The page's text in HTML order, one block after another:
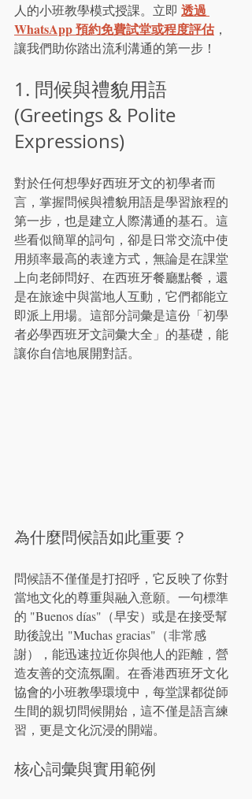
人的小班教學模式授課。立即 透過
WhatsApp 預約免費試堂或程度評估，
讓我們助你踏出流利溝通的第一步！
1. 問候與禮貌用語
(Greetings & Polite
Expressions)
對於任何想學好西班牙文的初學者而
言，掌握問候與禮貌用語是學習旅程的
第一步，也是建立人際溝通的基石。這
些看似簡單的詞句，卻是日常交流中使
用頻率最高的表達方式，無論是在課堂
上向老師問好、在西班牙餐廳點餐，還
是在旅途中與當地人互動，它們都能立
即派上用場。這部分詞彙是這份「初學
者必學西班牙文詞彙大全」的基礎，能
讓你自信地展開對話。
為什麼問候語如此重要？
問候語不僅僅是打招呼，它反映了你對
當地文化的尊重與融入意願。一句標準
的 "Buenos días"（早安）或是在接受幫
助後說出 "Muchas gracias"（非常感
謝），能迅速拉近你與他人的距離，營
造友善的交流氛圍。在香港西班牙文化
協會的小班教學環境中，每堂課都從師
生間的親切問候開始，這不僅是語言練
習，更是文化沉浸的開端。
核心詞彙與實用範例